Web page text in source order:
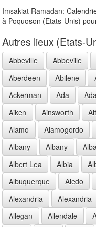
Imsakiat Ramadan:
à Poquoson (Etats-Unis)
Autres lieux (Etats-
Abbeville Abbeville
Aberdeen
Abilene
Ackerman
Ada Ada
Aiken
Ainsworth
Alamo
Alamogordo
Albany
Albany
Albert Lea
Albia
Albuquerque
Aledo
Alexandria
Alexandria
Allegan
Allendale